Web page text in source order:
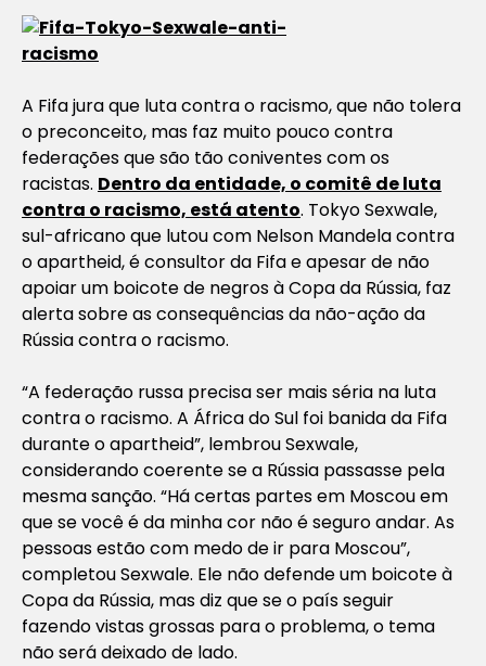
A Fifa jura que luta contra o racismo, que não tolera
o preconceito, mas faz muito pouco contra
federações que são tão coniventes com os
racistas. Dentro da entidade, o comitê de luta
contra o racismo, está atento. Tokyo Sexwale,
sul-africano que lutou com Nelson Mandela contra
o apartheid, é consultor da Fifa e apesar de não
apoiar um boicote de negros à Copa da Rússia, faz
alerta sobre as consequências da não-ação da
Rússia contra o racismo.
“A federação russa precisa ser mais séria na luta
contra o racismo. A África do Sul foi banida da Fifa
durante o apartheid”, lembrou Sexwale,
considerando coerente se a Rússia passasse pela
mesma sanção. “Há certas partes em Moscou em
que se você é da minha cor não é seguro andar. As
pessoas estão com medo de ir para Moscou”,
completou Sexwale. Ele não defende um boicote à
Copa da Rússia, mas diz que se o país seguir
fazendo vistas grossas para o problema, o tema
não será deixado de lado.